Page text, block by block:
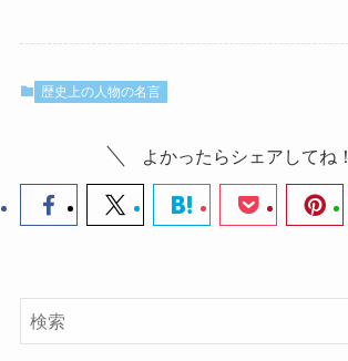
歴史上の人物の名言
よかったらシェアしてね！